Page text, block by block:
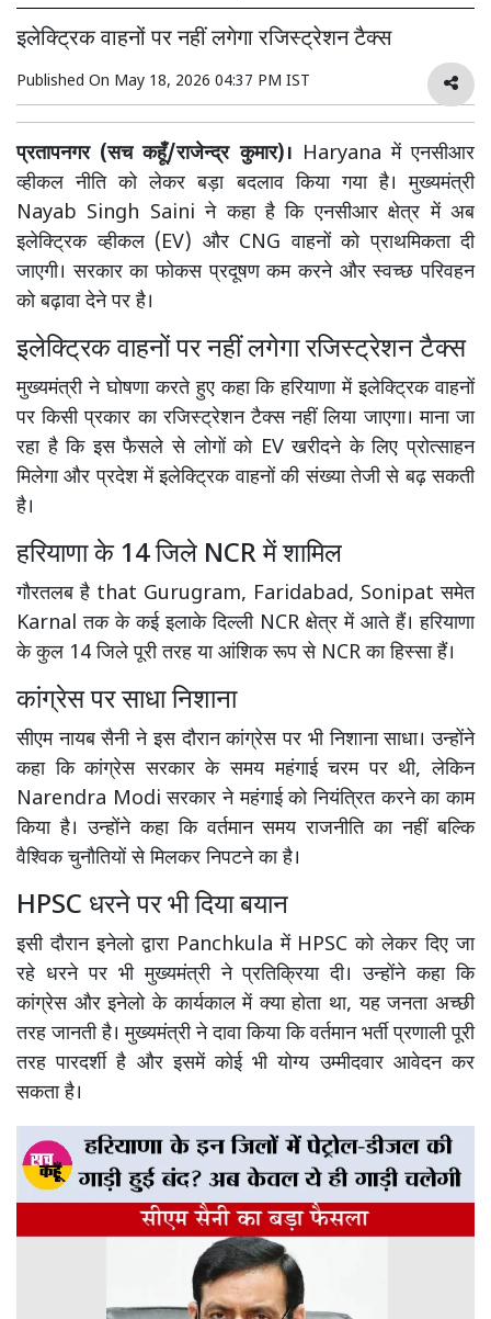
इलेक्ट्रिक वाहनों पर नहीं लगेगा रजिस्ट्रेशन टैक्स
Published On May 18, 2026 04:37 PM IST
प्रतापनगर (सच कहूँ/राजेन्द्र कुमार)। Haryana में एनसीआर
व्हीकल नीति को लेकर बड़ा बदलाव किया गया है। मुख्यमंत्री
Nayab Singh Saini ने कहा है कि एनसीआर क्षेत्र में अब
इलेक्ट्रिक व्हीकल (EV) और CNG वाहनों को प्राथमिकता दी
जाएगी। सरकार का फोकस प्रदूषण कम करने और स्वच्छ परिवहन
को बढ़ावा देने पर है।
इलेक्ट्रिक वाहनों पर नहीं लगेगा रजिस्ट्रेशन टैक्स
मुख्यमंत्री ने घोषणा करते हुए कहा कि हरियाणा में इलेक्ट्रिक वाहनों
पर किसी प्रकार का रजिस्ट्रेशन टैक्स नहीं लिया जाएगा। माना जा
रहा है कि इस फैसले से लोगों को EV खरीदने के लिए प्रोत्साहन
मिलेगा और प्रदेश में इलेक्ट्रिक वाहनों की संख्या तेजी से बढ़ सकती
है।
हरियाणा के 14 जिले NCR में शामिल
गौरतलब है that Gurugram, Faridabad, Sonipat समेत
Karnal तक के कई इलाके दिल्ली NCR क्षेत्र में आते हैं। हरियाणा
के कुल 14 जिले पूरी तरह या आंशिक रूप से NCR का हिस्सा हैं।
कांग्रेस पर साधा निशाना
सीएम नायब सैनी ने इस दौरान कांग्रेस पर भी निशाना साधा। उन्होंने
कहा कि कांग्रेस सरकार के समय महंगाई चरम पर थी, लेकिन
Narendra Modi सरकार ने महंगाई को नियंत्रित करने का काम
किया है। उन्होंने कहा कि वर्तमान समय राजनीति का नहीं बल्कि
वैश्विक चुनौतियों से मिलकर निपटने का है।
HPSC धरने पर भी दिया बयान
इसी दौरान इनेलो द्वारा Panchkula में HPSC को लेकर दिए जा
रहे धरने पर भी मुख्यमंत्री ने प्रतिक्रिया दी। उन्होंने कहा कि
कांग्रेस और इनेलो के कार्यकाल में क्या होता था, यह जनता अच्छी
तरह जानती है। मुख्यमंत्री ने दावा किया कि वर्तमान भर्ती प्रणाली पूरी
तरह पारदर्शी है और इसमें कोई भी योग्य उम्मीदवार आवेदन कर
सकता है।